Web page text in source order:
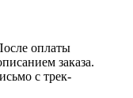
оплаты
заказа.
с трек-